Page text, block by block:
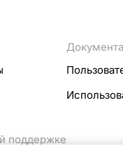
поддержке